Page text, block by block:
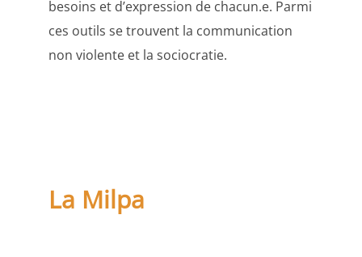
besoins et d’expression de chacun.e. Parmi
ces outils se trouvent la communication
non violente et la sociocratie.
La Milpa